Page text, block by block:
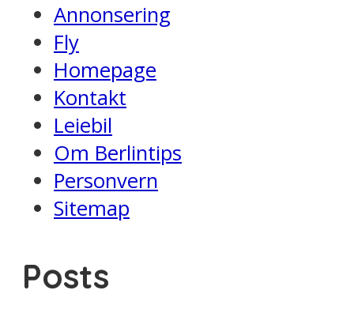
Annonsering
Fly
Homepage
Kontakt
Leiebil
Om Berlintips
Personvern
Sitemap
Posts